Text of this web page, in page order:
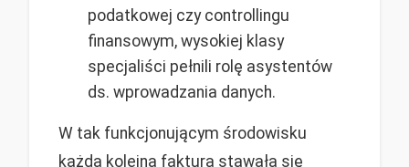
podatkowej czy controllingu
finansowym, wysokiej klasy
specjaliści pełnili rolę asystentów
ds. wprowadzania danych.
W tak funkcjonującym środowisku
każda kolejna faktura stawała się